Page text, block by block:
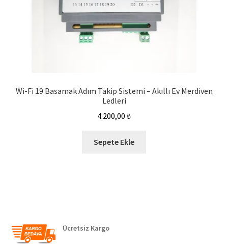
Wi-Fi 19 Basamak Adım Takip Sistemi – Akıllı Ev Merdiven
Ledleri
4.200,00 ₺
Sepete Ekle
Ücretsiz Kargo